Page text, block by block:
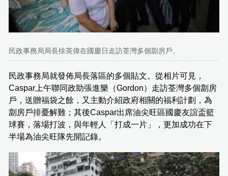
民政事務局局長徐英偉在國慶日走訪荃灣多個劏房戶。
民政事務局就發佈局長落區的多個貼文。從相片可見，
Caspar上午聯同政助張進樂（Gordon）走訪荃灣多個劏房
戶，送贈福袋之餘，又主動介紹政府相關的福利計劃，為
劏房戶排憂解難；其後Caspar出席油尖旺區國慶友誼盃籃
球賽，落場打波，與年輕人「打成一片」，更加成功在下
半場為油尖旺隊先開記錄。